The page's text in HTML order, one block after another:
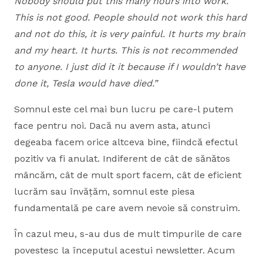
This is not good. People should not work this hard
and not do this, it is very painful. It hurts my brain
and my heart. It hurts. This is not recommended
to anyone. I just did it it because if I wouldn’t have
done it, Tesla would have died.”
Somnul este cel mai bun lucru pe care-l putem
face pentru noi. Dacă nu avem asta, atunci
degeaba facem orice altceva bine, fiindcă efectul
pozitiv va fi anulat. Indiferent de cât de sănătos
mâncăm, cât de mult sport facem, cât de eficient
lucrăm sau învățăm, somnul este piesa
fundamentală pe care avem nevoie să construim.
În cazul meu, s-au dus de mult timpurile de care
povestesc la începutul acestui newsletter. Acum